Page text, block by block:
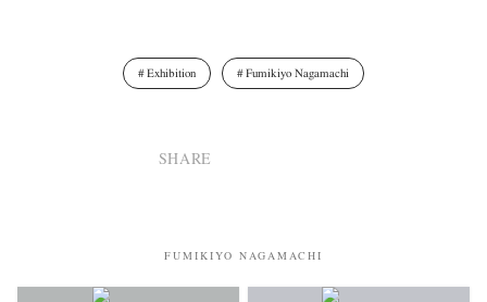
Exhibition Fumikiyo Nagamachi
SHARE
FUMIKIYO NAGAMACHI